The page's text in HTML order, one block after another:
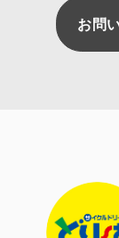
お問